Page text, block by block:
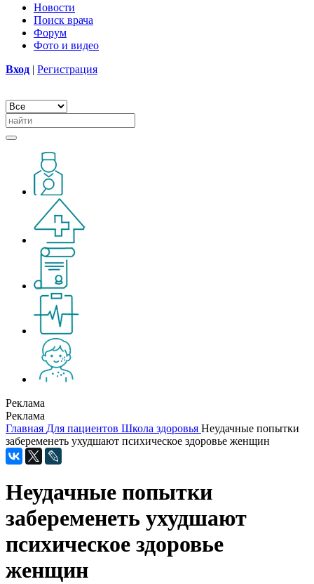
Новости
Поиск врача
Форум
Фото и видео
Вход | Регистрация
Реклама
Реклама
Главная Для пациентов Школа здоровья Неудачные попытки
забеременеть ухудшают психическое здоровье женщин
Неудачные попытки
забеременеть ухудшают
психическое здоровье
женщин